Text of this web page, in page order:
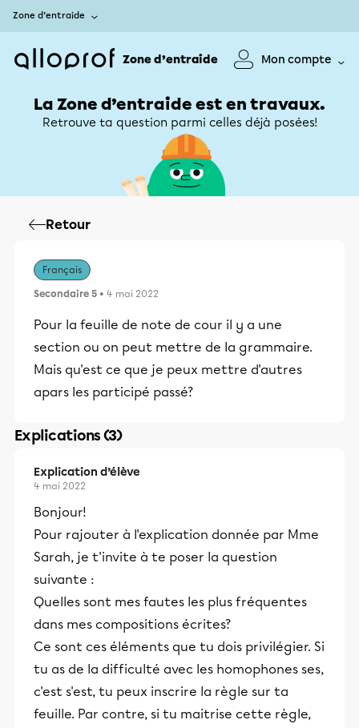
Zone d’entraide
Zone d’entraide Mon compte
La Zone d’entraide est en travaux.
Retrouve ta question parmi celles déjà posées!
Retour
Français
Secondaire 5 • 4 mai 2022
Pour la feuille de note de cour il y a une
section ou on peut mettre de la grammaire.
Mais qu'est ce que je peux mettre d'autres
apars les participé passé?
Explications (3)
Explication d’élève
4 mai 2022
Bonjour!
Pour rajouter à l'explication donnée par Mme
Sarah, je t'invite à te poser la question
suivante :
Quelles sont mes fautes les plus fréquentes
dans mes compositions écrites?
Ce sont ces éléments que tu dois privilégier. Si
tu as de la difficulté avec les homophones ses,
c'est s'est, tu peux inscrire la règle sur ta
feuille. Par contre, si tu maitrise cette règle,